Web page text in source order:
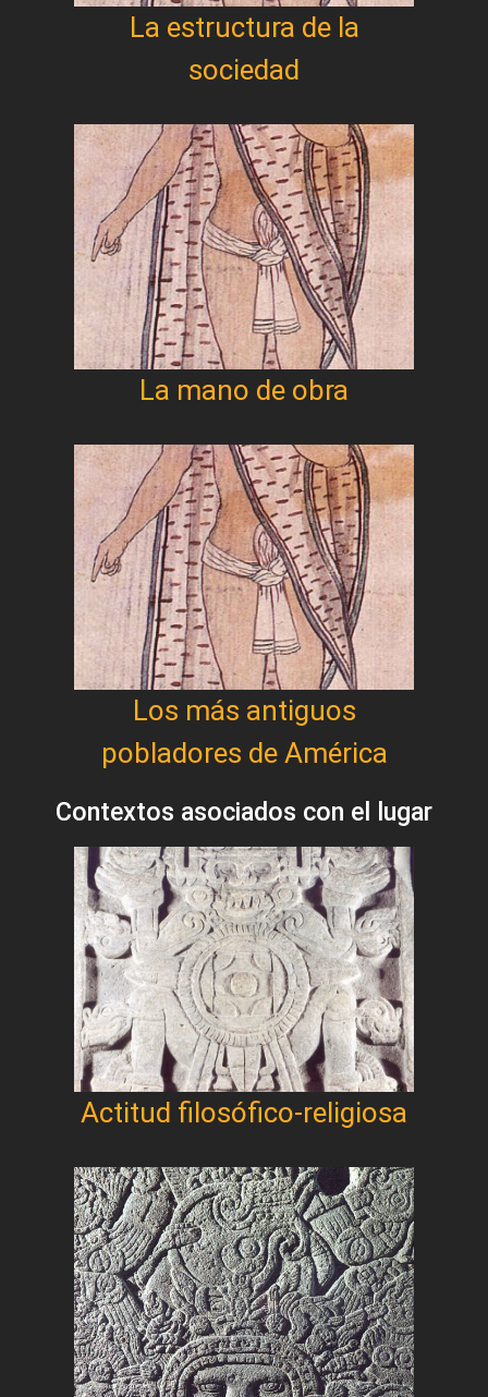
La estructura de la
sociedad
La mano de obra
Los más antiguos
pobladores de América
Contextos asociados con el lugar
Actitud filosófico-religiosa